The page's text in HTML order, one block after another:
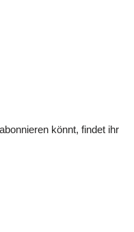
könnt, findet ihr